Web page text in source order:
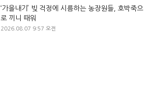
‘가을내기’ 빚 걱정에 시름하는 농장원들, 호박죽으
로 끼니 때워
2026.08.07 9:57 오전